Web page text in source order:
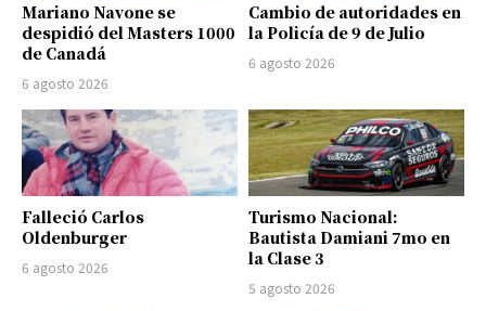
Mariano Navone se
despidió del Masters 1000
de Canadá
6 agosto 2026
Cambio de autoridades en
la Policía de 9 de Julio
6 agosto 2026
Falleció Carlos
Oldenburger
6 agosto 2026
Turismo Nacional:
Bautista Damiani 7mo en
la Clase 3
5 agosto 2026